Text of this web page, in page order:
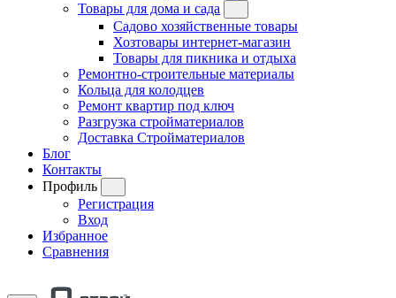
Товары для дома и сада
Садово хозяйственные товары
Хозтовары интернет-магазин
Товары для пикника и отдыха
Ремонтно-строительные материалы
Кольца для колодцев
Ремонт квартир под ключ
Разгрузка стройматериалов
Доставка Стройматериалов
Блог
Контакты
Профиль
Регистрация
Вход
Избранное
Сравнения